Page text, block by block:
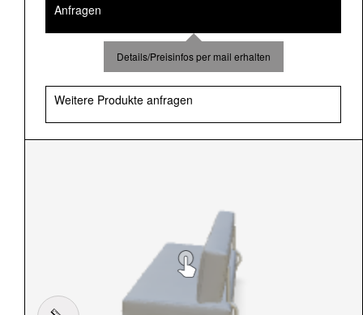
Anfragen
Details/Preisinfos per mail erhalten
Weitere Produkte anfragen